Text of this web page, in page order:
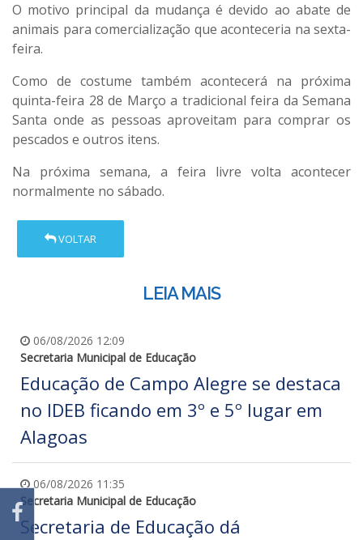
O motivo principal da mudança é devido ao abate de
animais para comercialização que aconteceria na sexta-
feira.
Como de costume também acontecerá na próxima
quinta-feira 28 de Março a tradicional feira da Semana
Santa onde as pessoas aproveitam para comprar os
pescados e outros itens.
Na próxima semana, a feira livre volta acontecer
normalmente no sábado.
VOLTAR
LEIA MAIS
06/08/2026 12:09
Secretaria Municipal de Educação
Educação de Campo Alegre se destaca
no IDEB ficando em 3º e 5º lugar em
Alagoas
06/08/2026 11:35
Secretaria Municipal de Educação
Secretaria de Educação dá